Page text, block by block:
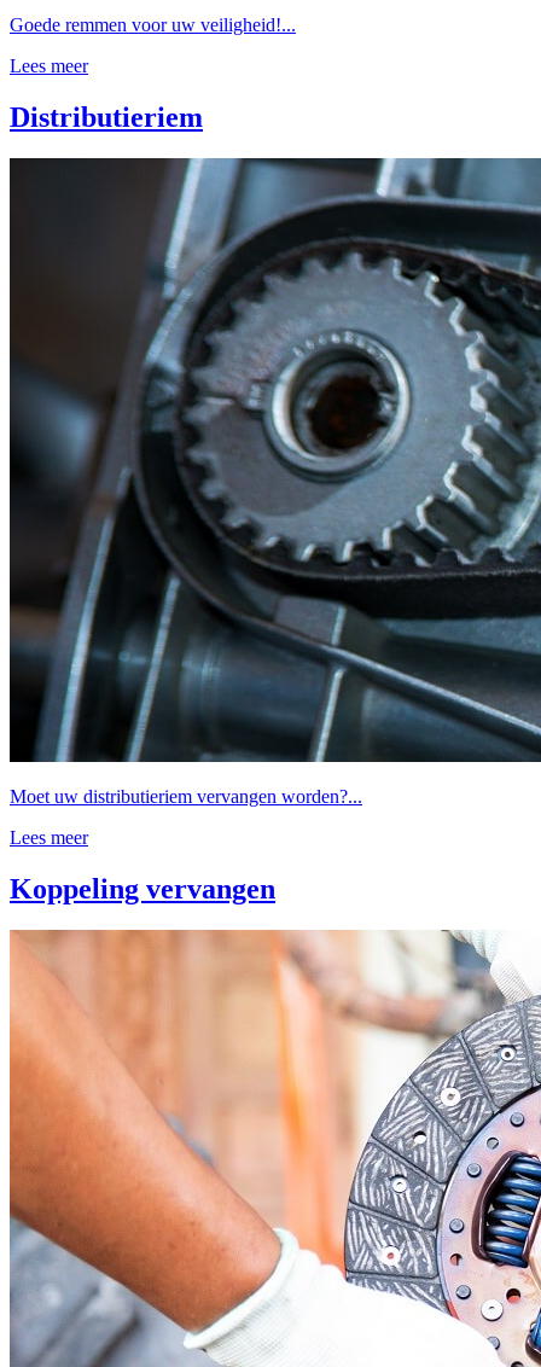
Goede remmen voor uw veiligheid!...
Lees meer
Distributieriem
Moet uw distributieriem vervangen worden?...
Lees meer
Koppeling vervangen